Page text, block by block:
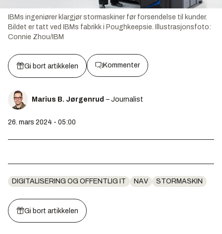
IBMs ingeniører klargjør stormaskiner før forsendelse til kunder.
Bildet er tatt ved IBMs fabrikk i Poughkeepsie.
Illustrasjonsfoto:
Connie Zhou/IBM
Gi bort artikkelen Kommenter
Marius B. Jørgenrud – Journalist
26. mars 2024 - 05:00
DIGITALISERING OG OFFENTLIG IT NAV STORMASKIN
Gi bort artikkelen